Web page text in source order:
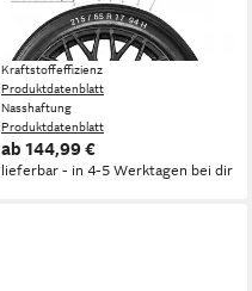
verschiedenen Ausführungen
erhältlich
Kraftstoffeffizienz
Produktdatenblatt
Nasshaftung
Produktdatenblatt
ab 144,99 €
lieferbar - in 4-5 Werktagen bei dir